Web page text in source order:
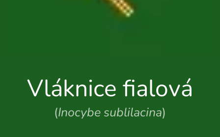
Vláknice fialová
(Inocybe sublilacina)